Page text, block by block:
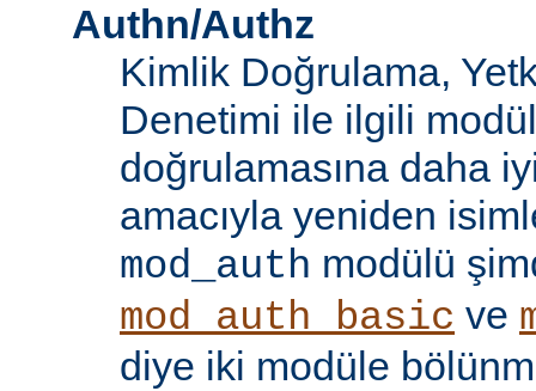
Authn/Authz
Kimlik Doğrulama,
Denetimi ile ilgili
doğrulamasına daha
amacıyla yeniden
mod_auth modülü
mod_auth_basic ve
diye iki modüle